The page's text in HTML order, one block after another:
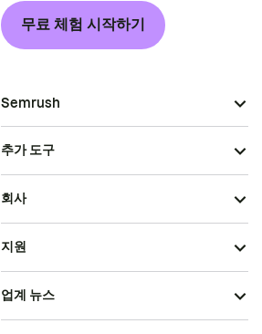
무료 체험 시작하기
Semrush
추가 도구
회사
지원
업계 뉴스